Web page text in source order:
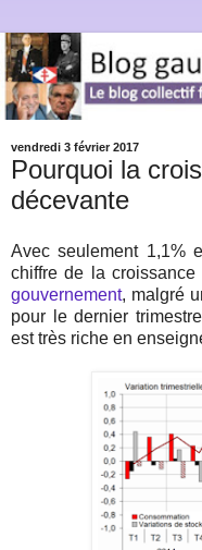
vendredi 3 février 2017
Pourquoi la
décevante
Avec seulement 1,1%
chiffre de la croissance
gouvernement, malgré
pour le dernier
est très riche en